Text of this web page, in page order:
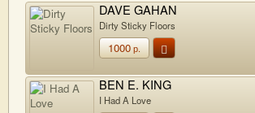
DAVE GAHAN
Dirty Sticky Floors
1000р.
BEN E. KING
I Had A Love